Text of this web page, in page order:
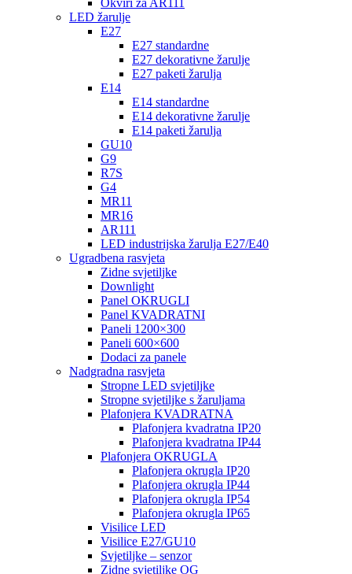
Okviri za AR111
LED žarulje
E27
E27 standardne
E27 dekorativne žarulje
E27 paketi žarulja
E14
E14 standardne
E14 dekorativne žarulje
E14 paketi žarulja
GU10
G9
R7S
G4
MR11
MR16
AR111
LED industrijska žarulja E27/E40
Ugradbena rasvjeta
Zidne svjetiljke
Downlight
Panel OKRUGLI
Panel KVADRATNI
Paneli 1200×300
Paneli 600×600
Dodaci za panele
Nadgradna rasvjeta
Stropne LED svjetiljke
Stropne svjetiljke s žaruljama
Plafonjera KVADRATNA
Plafonjera kvadratna IP20
Plafonjera kvadratna IP44
Plafonjera OKRUGLA
Plafonjera okrugla IP20
Plafonjera okrugla IP44
Plafonjera okrugla IP54
Plafonjera okrugla IP65
Visilice LED
Visilice E27/GU10
Svjetiljke – senzor
Zidne svjetiljke OG